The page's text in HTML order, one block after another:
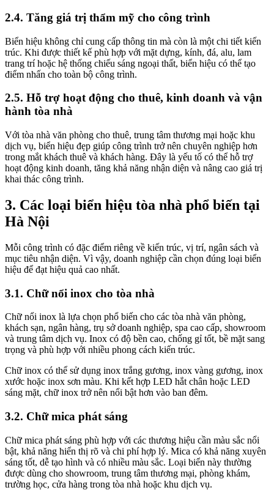
2.4. Tăng giá trị thẩm mỹ cho công trình
Biển hiệu không chỉ cung cấp thông tin mà còn là một chi tiết kiến
trúc. Khi được thiết kế phù hợp với mặt dựng, kính, đá, alu, lam
trang trí hoặc hệ thống chiếu sáng ngoại thất, biển hiệu có thể tạo
điểm nhấn cho toàn bộ công trình.
2.5. Hỗ trợ hoạt động cho thuê, kinh doanh và vận
hành tòa nhà
Với tòa nhà văn phòng cho thuê, trung tâm thương mại hoặc khu
dịch vụ, biển hiệu đẹp giúp công trình trở nên chuyên nghiệp hơn
trong mắt khách thuê và khách hàng. Đây là yếu tố có thể hỗ trợ
hoạt động kinh doanh, tăng khả năng nhận diện và nâng cao giá trị
khai thác công trình.
3. Các loại biển hiệu tòa nhà phổ biến tại
Hà Nội
Mỗi công trình có đặc điểm riêng về kiến trúc, vị trí, ngân sách và
mục tiêu nhận diện. Vì vậy, doanh nghiệp cần chọn đúng loại biển
hiệu để đạt hiệu quả cao nhất.
3.1. Chữ nổi inox cho tòa nhà
Chữ nổi inox là lựa chọn phổ biến cho các tòa nhà văn phòng,
khách sạn, ngân hàng, trụ sở doanh nghiệp, spa cao cấp, showroom
và trung tâm dịch vụ. Inox có độ bền cao, chống gỉ tốt, bề mặt sang
trọng và phù hợp với nhiều phong cách kiến trúc.
Chữ inox có thể sử dụng inox trắng gương, inox vàng gương, inox
xước hoặc inox sơn màu. Khi kết hợp LED hắt chân hoặc LED
sáng mặt, chữ inox trở nên nổi bật hơn vào ban đêm.
3.2. Chữ mica phát sáng
Chữ mica phát sáng phù hợp với các thương hiệu cần màu sắc nổi
bật, khả năng hiển thị rõ và chi phí hợp lý. Mica có khả năng xuyên
sáng tốt, dễ tạo hình và có nhiều màu sắc. Loại biển này thường
được dùng cho showroom, trung tâm thương mại, phòng khám,
trường học, cửa hàng trong tòa nhà hoặc khu dịch vụ.